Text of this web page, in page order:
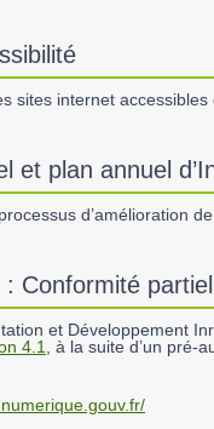
sites internet
et plan annuel
d’amélioration
Conformité
et Développement
4.1 , à la suite d’un